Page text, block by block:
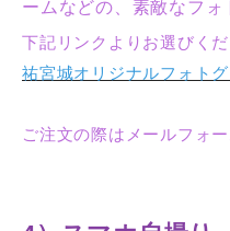
ームなどの、素敵なフォ
下記リンクよりお選びくだ
祐宮城オリジナルフォト
ご注文の際はメールフォ